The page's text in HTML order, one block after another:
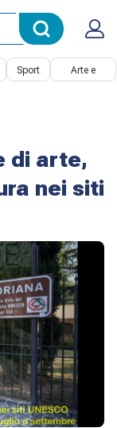
Sport Arte e
di arte,
nei siti